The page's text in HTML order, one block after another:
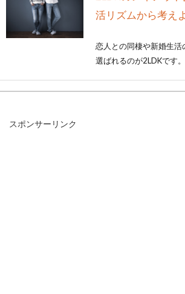
活リズムから考え
恋人との同棲や新婚生活
選ばれるのが2LDKです
スポンサーリンク